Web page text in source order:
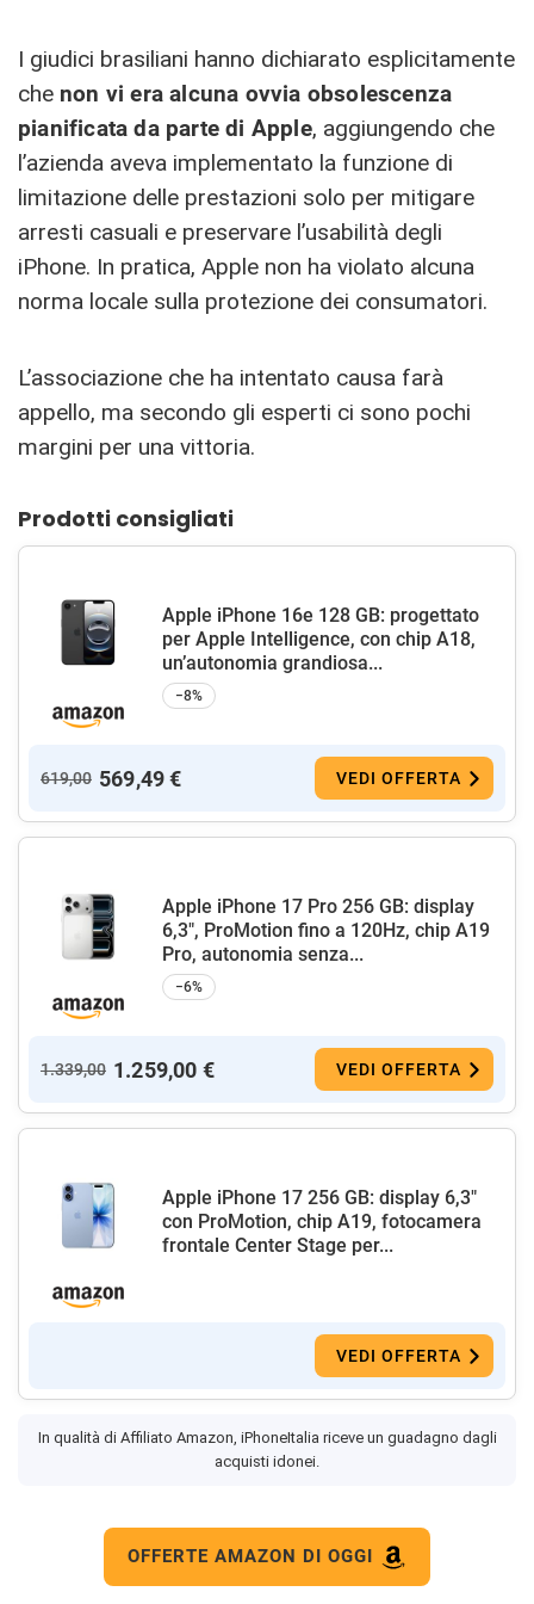
I giudici brasiliani hanno dichiarato esplicitamente
che non vi era alcuna ovvia obsolescenza
pianificata da parte di Apple, aggiungendo che
l’azienda aveva implementato la funzione di
limitazione delle prestazioni solo per mitigare
arresti casuali e preservare l’usabilità degli
iPhone. In pratica, Apple non ha violato alcuna
norma locale sulla protezione dei consumatori.
L’associazione che ha intentato causa farà
appello, ma secondo gli esperti ci sono pochi
margini per una vittoria.
Prodotti consigliati
Apple iPhone 16e 128 GB: progettato
per Apple Intelligence, con chip A18,
un’autonomia grandiosa...
−8%
619,00 569,49 € VEDI OFFERTA
Apple iPhone 17 Pro 256 GB: display
6,3", ProMotion fino a 120Hz, chip A19
Pro, autonomia senza...
−6%
1.339,00 1.259,00 € VEDI OFFERTA
Apple iPhone 17 256 GB: display 6,3"
con ProMotion, chip A19, fotocamera
frontale Center Stage per...
VEDI OFFERTA
In qualità di Affiliato Amazon, iPhoneItalia riceve un guadagno dagli
acquisti idonei.
OFFERTE AMAZON DI OGGI